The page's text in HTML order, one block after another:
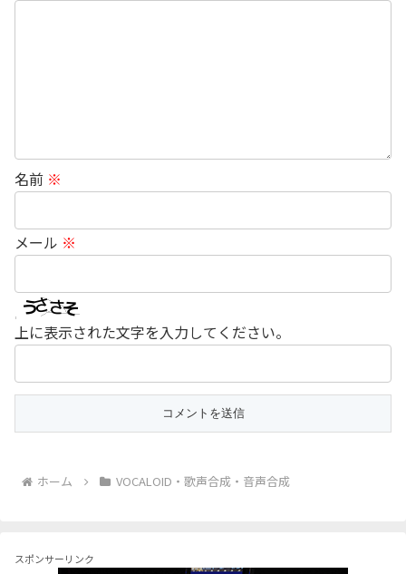
名前 ※
メール ※
上に表示された文字を入力してください。
ホーム VOCALOID・歌声合成・音声合成
スポンサーリンク